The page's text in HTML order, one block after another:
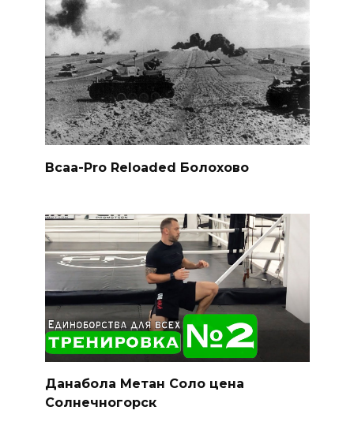
Bcaa-Pro Reloaded Болохово
Данабола Метан Соло цена
Солнечногорск